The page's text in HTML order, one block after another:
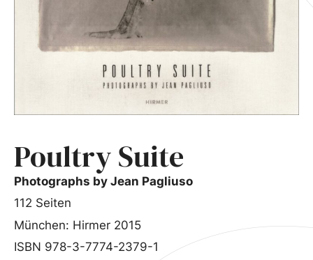
Poultry Suite
Photographs by Jean Pagliuso
112 Seiten
München: Hirmer 2015
ISBN 978-3-7774-2379-1